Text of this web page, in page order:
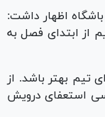
اظهار داشت:
تا مجموع جرایم از ابتدای فصل به
تیم بهتر باشد. از
استعفای درویش